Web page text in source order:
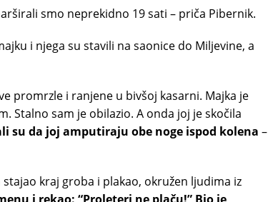
smo neprekidno 19 sati – priča Pibernik.
i njega su stavili na saonice do Miljevine, a
promrzle i ranjene u bivšoj kasarni. Majka je
Stalno sam je obilazio. A onda joj je skočila
su da joj amputiraju obe noge ispod kolena –
kraj groba i plakao, okružen ljudima iz